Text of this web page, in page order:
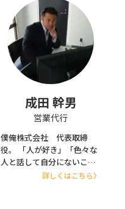
成田 幹男
営業代行
僕俺株式会社 代表取締
役。 「人が好き」「色々な
人と話して自分にないこと
を学びたい」という好奇心
詳しくはこちら〉